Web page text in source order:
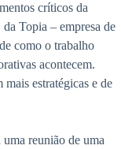
críticos da
Topia – empresa de
como o trabalho
acontecem.
mais estratégicas e de
reunião de uma